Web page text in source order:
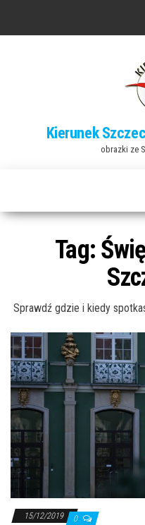
Kierunek
obrazki ze
Tag:
Sprawdź gdzie i kiedy
15/12/2019 0